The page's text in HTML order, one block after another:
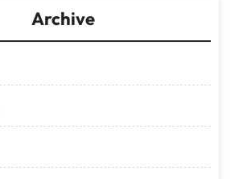
Archive